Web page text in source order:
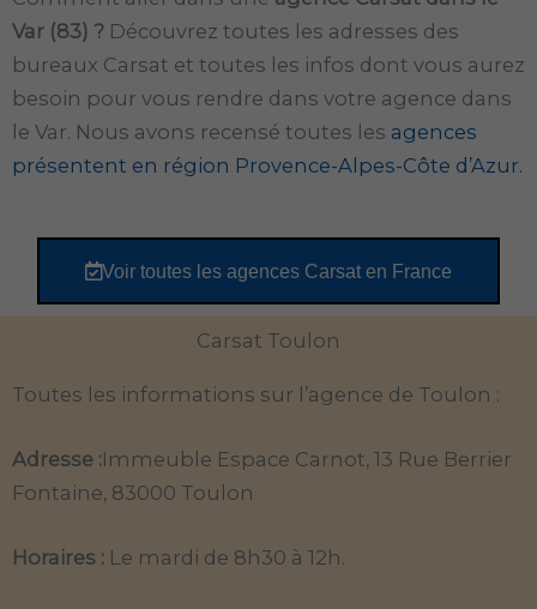
Var (83) ? Découvrez toutes les adresses des
bureaux Carsat et toutes les infos dont vous aurez
besoin pour vous rendre dans votre agence dans
le Var. Nous avons recensé toutes les agences
présentent en région Provence-Alpes-Côte d’Azur.
Voir toutes les agences Carsat en France
Carsat Toulon
Toutes les informations sur l’agence de Toulon :
Adresse :Immeuble Espace Carnot, 13 Rue Berrier
Fontaine, 83000 Toulon
Horaires : Le mardi de 8h30 à 12h.